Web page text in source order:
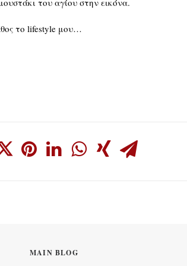
του αγίου στην εικόνα.
το lifestyle μου…
MAIN BLOG